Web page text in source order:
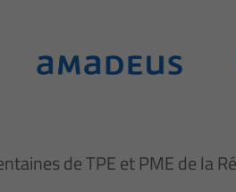
de TPE et PME de la